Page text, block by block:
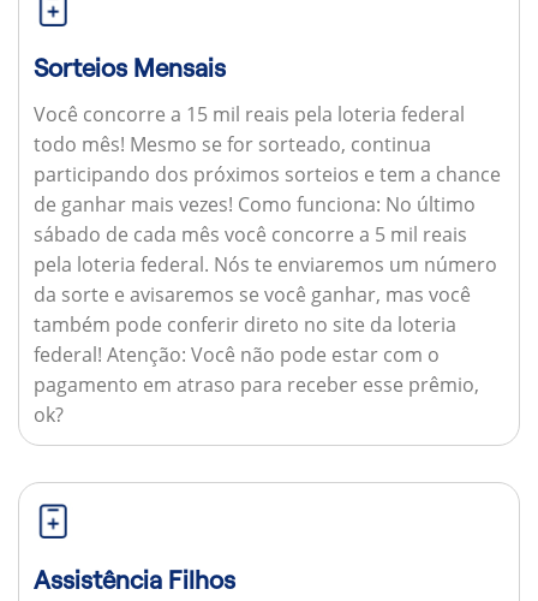
Sorteios Mensais
Você concorre a 15 mil reais pela loteria federal
todo mês! Mesmo se for sorteado, continua
participando dos próximos sorteios e tem a chance
de ganhar mais vezes! Como funciona: No último
sábado de cada mês você concorre a 5 mil reais
pela loteria federal. Nós te enviaremos um número
da sorte e avisaremos se você ganhar, mas você
também pode conferir direto no site da loteria
federal! Atenção: Você não pode estar com o
pagamento em atraso para receber esse prêmio,
ok?
Assistência Filhos